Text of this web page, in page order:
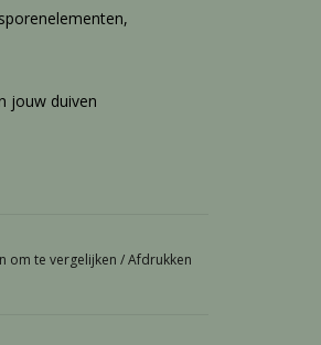
jouw duiven
om te vergelijken /Afdrukken